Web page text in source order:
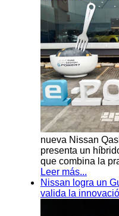
nueva Nissan
presenta un
que combina la
Leer más...
Nissan logra un
valida la